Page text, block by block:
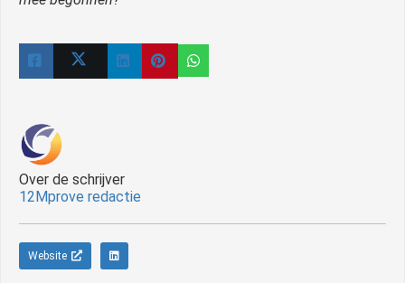
Over de schrijver
12Mprove redactie
Website